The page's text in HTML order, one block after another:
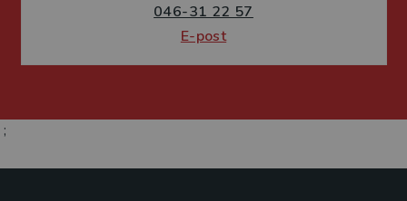
046-31 22 57
E-post
;